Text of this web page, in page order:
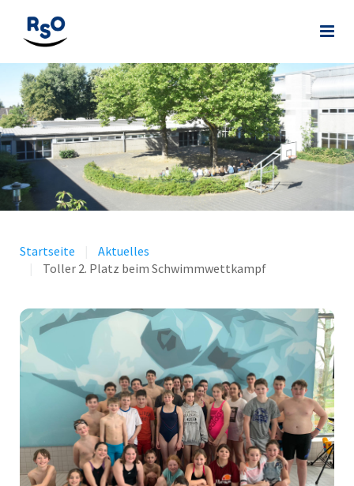
Startseite
Aktuelles
Toller 2. Platz beim Schwimmwettkampf